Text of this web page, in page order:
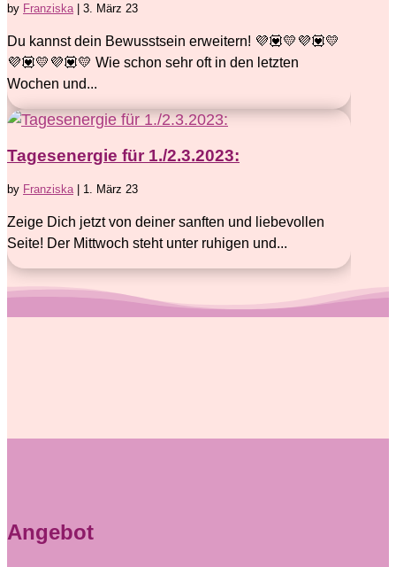
by Franziska| 3. März 23
Du kannst dein Bewusstsein erweitern! 💜💟💛💜💟💛
💜💟💛💜💟💛 Wie schon sehr oft in den letzten
Wochen und...
Tagesenergie für 1./2.3.2023:
by Franziska | 1. März 23
Zeige Dich jetzt von deiner sanften und liebevollen
Seite! Der Mittwoch steht unter ruhigen und...
Angebot